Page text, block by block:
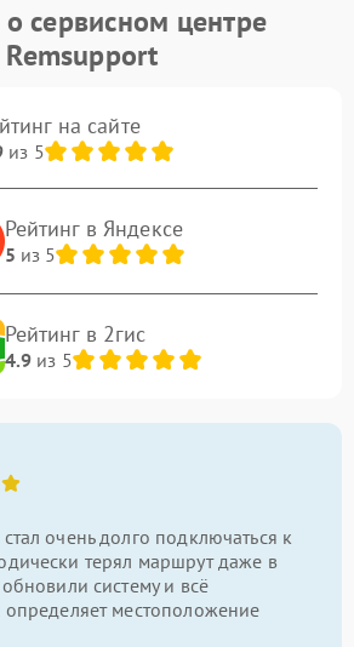
сервисном центре
Remsupport
на сайте
из 5
Рейтинг в Яндексе
5 из 5
Рейтинг в 2гис
4.9из 5
очень долго подключаться к
терял маршрут даже в
систему и всё
определяет местоположение